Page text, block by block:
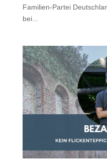
Familien-Partei
bei...